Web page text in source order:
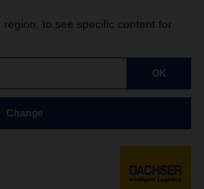
to see specific content for
OK
Change